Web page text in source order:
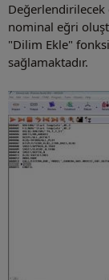
nominal eğri
"Dilim Ekle"
sağlamaktadır.